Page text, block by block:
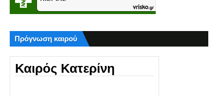
Πρόγνωση καιρού
Καιρός Κατερίνη